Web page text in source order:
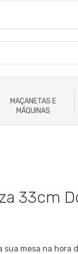
MAÇANETAS E
MÁQUINAS
33cm
sua mesa na hora